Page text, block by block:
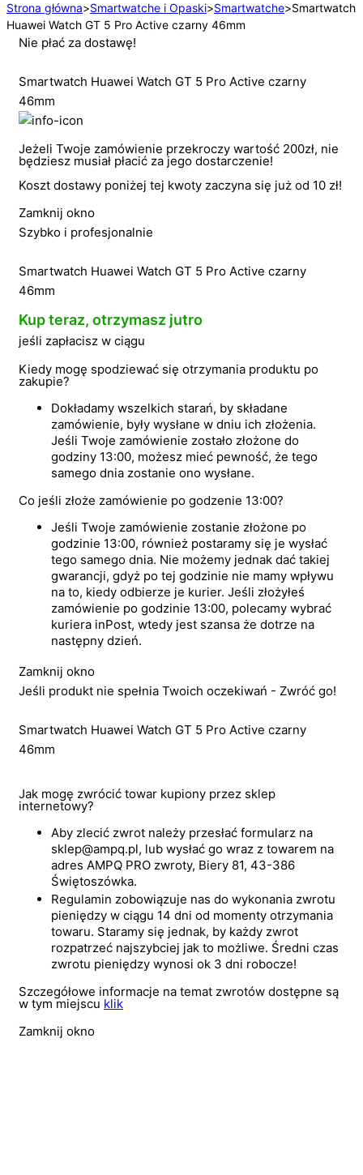
Strona główna>Smartwatche i Opaski>Smartwatche>Smartwatch
Huawei Watch GT 5 Pro Active czarny 46mm
Nie płać za dostawę!
Smartwatch Huawei Watch GT 5 Pro Active czarny
46mm
Jeżeli Twoje zamówienie przekroczy wartość 200zł, nie
będziesz musiał płacić za jego dostarczenie!
Koszt dostawy poniżej tej kwoty zaczyna się już od 10 zł!
Zamknij okno
Szybko i profesjonalnie
Smartwatch Huawei Watch GT 5 Pro Active czarny
46mm
Kup teraz, otrzymasz jutro
jeśli zapłacisz w ciągu
Kiedy mogę spodziewać się otrzymania produktu po
zakupie?
Dokładamy wszelkich starań, by składane
zamówienie, były wysłane w dniu ich złożenia.
Jeśli Twoje zamówienie zostało złożone do
godziny 13:00, możesz mieć pewność, że tego
samego dnia zostanie ono wysłane.
Co jeśli złoże zamówienie po godzenie 13:00?
Jeśli Twoje zamówienie zostanie złożone po
godzinie 13:00, również postaramy się je wysłać
tego samego dnia. Nie możemy jednak dać takiej
gwarancji, gdyż po tej godzinie nie mamy wpływu
na to, kiedy odbierze je kurier. Jeśli złożyłeś
zamówienie po godzinie 13:00, polecamy wybrać
kuriera inPost, wtedy jest szansa że dotrze na
następny dzień.
Zamknij okno
Jeśli produkt nie spełnia Twoich oczekiwań - Zwróć go!
Smartwatch Huawei Watch GT 5 Pro Active czarny
46mm
Jak mogę zwrócić towar kupiony przez sklep
internetowy?
Aby zlecić zwrot należy przesłać formularz na
sklep@ampq.pl, lub wysłać go wraz z towarem na
adres AMPQ PRO zwroty, Biery 81, 43-386
Świętoszówka.
Regulamin zobowiązuje nas do wykonania zwrotu
pieniędzy w ciągu 14 dni od momenty otrzymania
towaru. Staramy się jednak, by każdy zwrot
rozpatrzeć najszybciej jak to możliwe. Średni czas
zwrotu pieniędzy wynosi ok 3 dni robocze!
Szczegółowe informacje na temat zwrotów dostępne są
w tym miejscu klik
Zamknij okno